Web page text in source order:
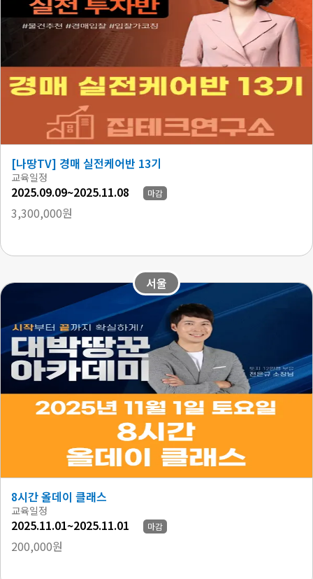
[나땅TV] 경매 실전케어반 13기
교육일정
2025.09.09~2025.11.08 마감
3,300,000원
서울
8시간 올데이 클래스
교육일정
2025.11.01~2025.11.01 마감
200,000원